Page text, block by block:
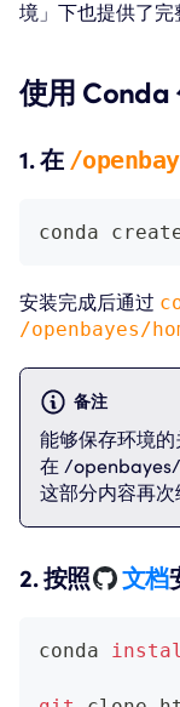
境」下也提供了完
使用 Conda
1. 在 /
conda
安装完成后通过
/openbayes/
备注
能够保存环境
在 /
这部分内容再次
2. 按照 文档
conda